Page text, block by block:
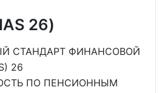
26)
СТАНДАРТ ФИНАНСОВОЙ
26
ПО ПЕНСИОННЫМ